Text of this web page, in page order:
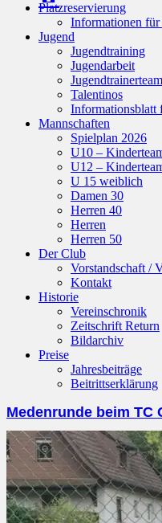
Platzreservierung
Informationen für
Jugend
Jugendtraining
Jugendarbeit
Jugendtrainerteam
Talentinos
Informationsblatt
Mannschaften
Spielplan 2026
U10 –
U12 –
U 15 weiblich
Damen 30
Herren 40
Herren
Herren 50
Der Club
Vorstandschaft /
Kontakt
Historie
Vereinschronik
Zeitschrift Return
Bildarchiv
Preise
Jahresbeiträge
Beitrittserklärung
Medenrunde beim TC